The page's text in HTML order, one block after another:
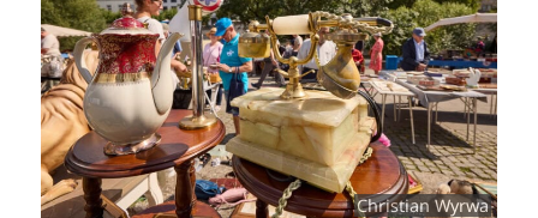
Christian Wyrwa